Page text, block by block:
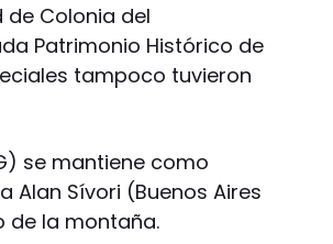
Colonia del
Patrimonio Histórico de
tampoco tuvieron
se mantiene como
Sívori (Buenos Aires
de la montaña.